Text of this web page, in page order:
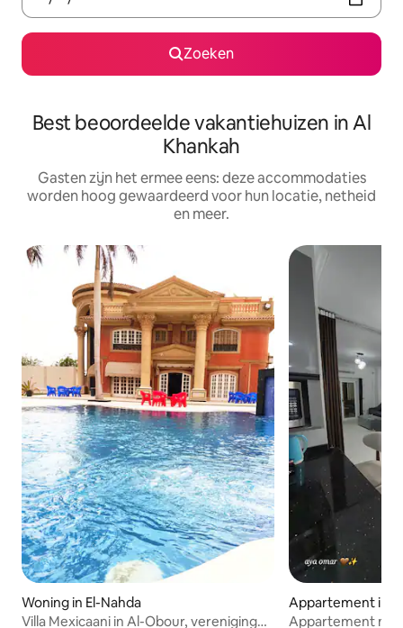
Zoeken
Best beoordeelde vakantiehuizen in Al
Khankah
Gasten zijn het ermee eens: deze accommodaties
worden hoog gewaardeerd voor hun locatie, netheid
en meer.
Woning in El-Nahda
Villa Mexicaani in Al-Obour, vereniging
Appartement in
Appartement met